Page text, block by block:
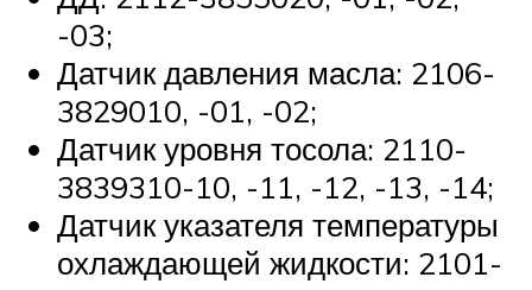
-03;
Датчик давления масла: 2106-
3829010, -01, -02;
Датчик уровня тосола: 2110-
3839310-10, -11, -12, -13, -14;
Датчик указателя температуры
охлаждающей жидкости: 2101-